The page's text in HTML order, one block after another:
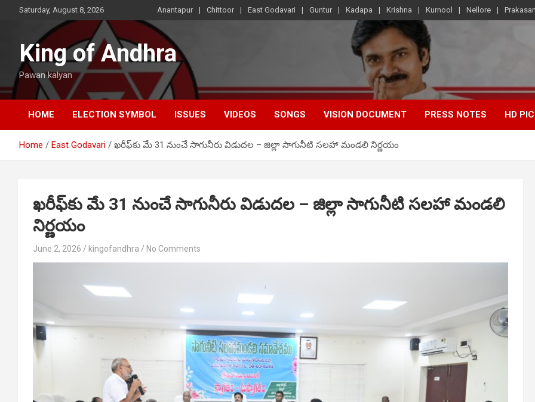
Saturday, August 8, 2026 Anantapur Chittoor East Godavari Guntur Kadapa Krishna Kurnool Nellore
King of Andhra
Pawan kalyan
HOME ELECTION SYMBOL ISSUES VIDEOS SONGS VISION DOCUMENT PRESS NOTES HD
Home East Godavari ఖరీఫ్‌కు మే 31 నుంచే సాగునీరు విడుదల – జిల్లా సాగునీటి సలహా మండలి నిర్ణయం
ఖరీఫ్‌కు మే 31 నుంచే సాగునీరు విడుదల – జిల్లా సాగునీటి సలహా మండలి
నిర్ణయం
June 2, 2026 kingofandhra No Comments